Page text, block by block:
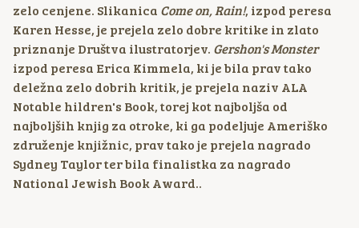
zelo cenjene. Slikanica Come on, Rain!, izpod peresa
Karen Hesse, je prejela zelo dobre kritike in zlato
priznanje Društva ilustratorjev. Gershon's Monster
izpod peresa Erica Kimmela, ki je bila prav tako
deležna zelo dobrih kritik, je prejela naziv ALA
Notable hildren's Book, torej kot najboljša od
najboljših knjig za otroke, ki ga podeljuje Ameriško
združenje knjižnic, prav tako je prejela nagrado
Sydney Taylor ter bila finalistka za nagrado
National Jewish Book Award..